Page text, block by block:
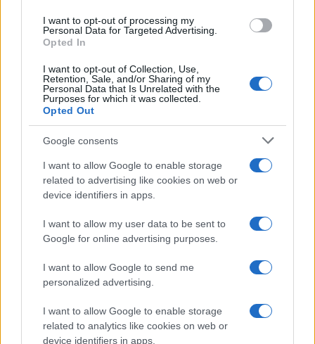
I want to opt-out of processing my
Personal Data for Targeted Advertising.
Opted In
I want to opt-out of Collection, Use,
Retention, Sale, and/or Sharing of my
Personal Data that Is Unrelated with the
Purposes for which it was collected.
Opted Out
Google consents
I want to allow Google to enable storage
related to advertising like cookies on web or
device identifiers in apps.
I want to allow my user data to be sent to
Google for online advertising purposes.
I want to allow Google to send me
personalized advertising.
I want to allow Google to enable storage
related to analytics like cookies on web or
device identifiers in apps.
VW: Η δύσκολη εξίσωση
της αναδιάρθρωσης
18η συνεχόμενη χρονιά για
άνοιξε τις πύλες του σε όλους
ESG Report 2025: Πώς η ΑΒ Βασιλόπουλος μετατρέπει τη
βιωσιμότητα σε καθημερινή πράξη